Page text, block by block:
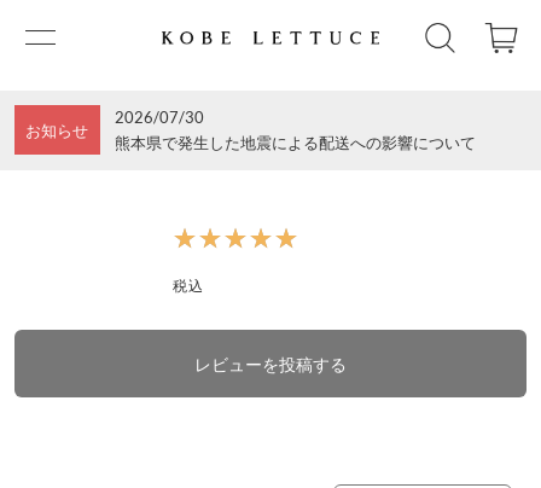
お知らせ
2026/07/30
熊本県で発生した地震による配送への影響について
★★★★★
★★★★★
税込
レビューを投稿する